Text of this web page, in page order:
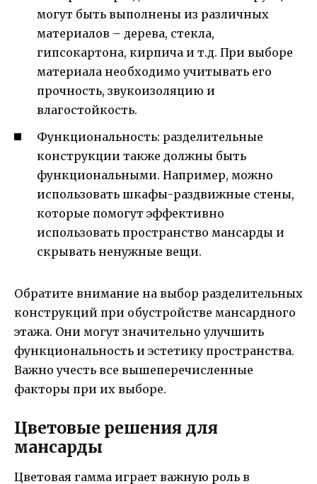
могут быть выполнены из различных
материалов – дерева, стекла,
гипсокартона, кирпича и т.д. При выборе
материала необходимо учитывать его
прочность, звукоизоляцию и
влагостойкость.
Функциональность: разделительные
конструкции также должны быть
функциональными. Например, можно
использовать шкафы-раздвижные стены,
которые помогут эффективно
использовать пространство мансарды и
скрывать ненужные вещи.
Обратите внимание на выбор разделительных
конструкций при обустройстве мансардного
этажа. Они могут значительно улучшить
функциональность и эстетику пространства.
Важно учесть все вышеперечисленные
факторы при их выборе.
Цветовые решения для
мансарды
Цветовая гамма играет важную роль в